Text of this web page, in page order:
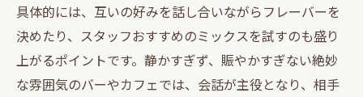
ソファ席でゆったり過ごすシーシャの魅力
紹介
渋谷シーシャ個室活用で特別感が増す理由
具体的には、互いの好みを話し合いながらフレーバーを
決めたり、スタッフおすすめのミックスを試すのも盛り
上がるポイントです。静かすぎず、賑やかすぎない絶妙
な雰囲気のバーやカフェでは、会話が主役となり、相手